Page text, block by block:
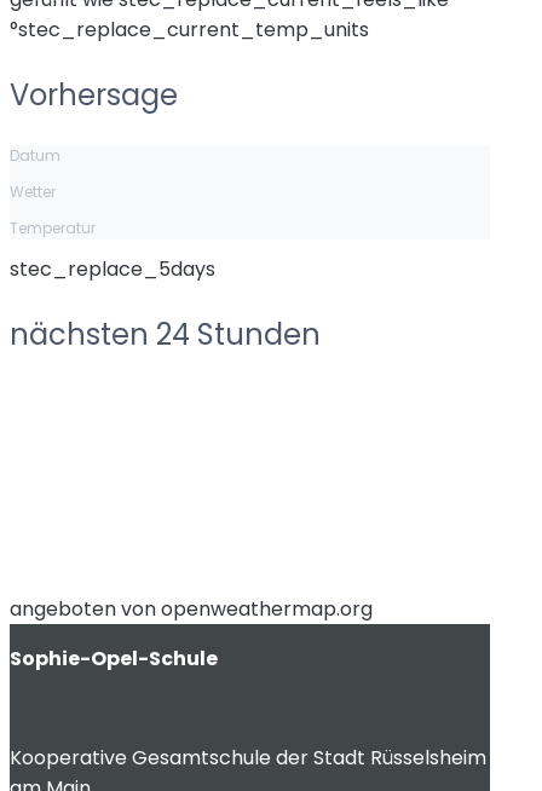
°stec_replace_current_temp_units
Vorhersage
Datum
Wetter
Temperatur
stec_replace_5days
nächsten 24 Stunden
angeboten von openweathermap.org
Sophie-Opel-Schule
Kooperative Gesamtschule der Stadt Rüsselsheim